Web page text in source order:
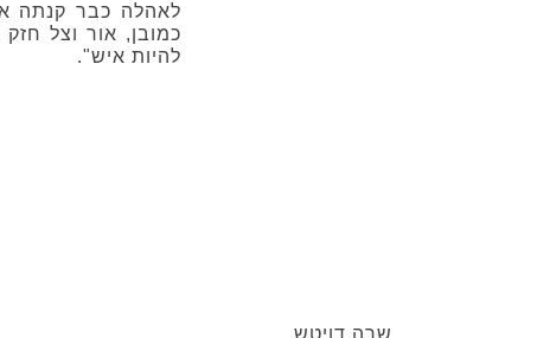
לאהלה כבר קנתה
כמובן, אור וצל
להיות איש".